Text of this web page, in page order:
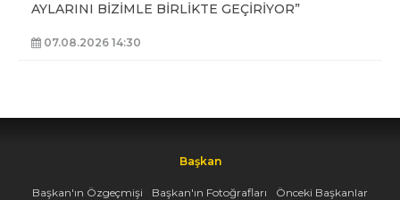
AYLARINI BİZİMLE BİRLİKTE GEÇİRİYOR”
07.08.2026 14:30
Başkan
Başkan'ın Özgeçmişi Başkan'ın Fotoğrafları
Önceki Başkanlar